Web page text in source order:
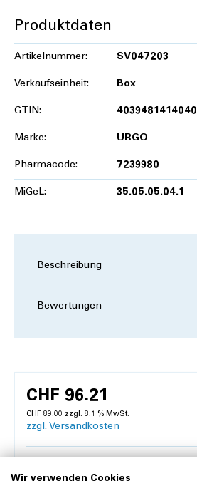
Produktdaten
Artikelnummer: SV047203
Verkaufseinheit: Box
GTIN: 4039481414040
Marke: URGO
Pharmacode: 7239980
MiGeL: 35.05.05.04.1
Beschreibung
Bewertungen
CHF 96.21
CHF 89.00 zzgl. 8.1 % MwSt.
zzgl. Versandkosten
Wir verwenden Cookies